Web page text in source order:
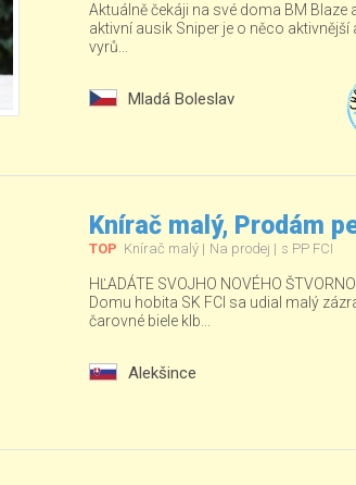
Aktuálně čekáji na své doma BM Blaze
aktivní ausik Sniper je o něco aktivnější
vyrů...
Mladá Boleslav
Knírač malý, Prodám
TOP Knírač malý Na prodej s PP FCI
HĽADÁTE SVOJHO NOVÉHO
Domu hobita SK FCI sa udial malý
čarovné biele klb...
Alekšince